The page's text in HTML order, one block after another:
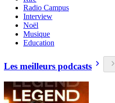
Radio Campus
Interview
Noël
Musique
Education
Les meilleurs podcasts